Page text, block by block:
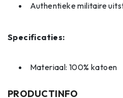
Authentieke militaire
Specificaties:
Materiaal: 100% katoen
PRODUCTINFO